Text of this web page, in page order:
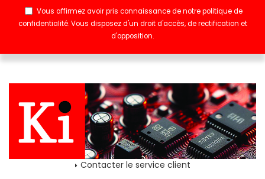
Vous affirmez avoir pris connaissance de notrepolitique de
confidentialité. Vous disposez d'un droit d'accès, de rectification et
d'opposition.
Contacter le service client